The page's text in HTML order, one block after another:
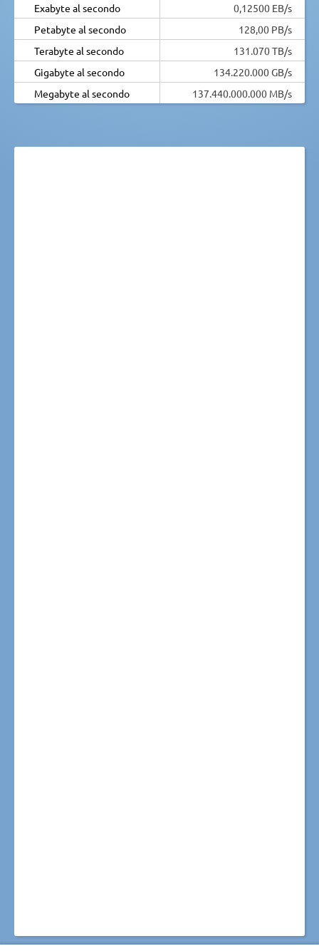
Exabyte al secondo
0,12500 EB/s
Petabyte al secondo
128,00 PB/s
Terabyte al secondo
131.070 TB/s
Gigabyte al secondo
134.220.000 GB/s
Megabyte al secondo
137.440.000.000 MB/s